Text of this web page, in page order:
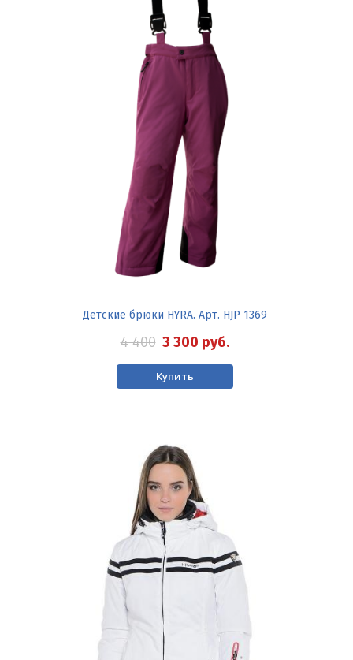
Детские брюки HYRA. Арт. HJP 1369
4 400 3 300 руб.
Купить